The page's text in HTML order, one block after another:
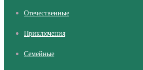
Отечественные
Приключения
Семейные